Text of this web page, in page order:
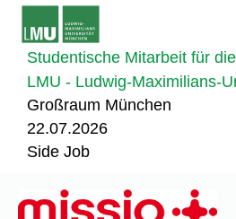
Studentische Mitarbeit für
LMU - Ludwig-Maximilians-
Großraum München
22.07.2026
Side Job